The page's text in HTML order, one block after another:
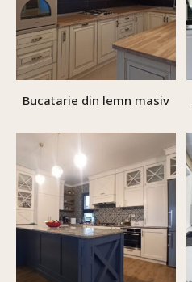
Bucatarie din lemn masiv